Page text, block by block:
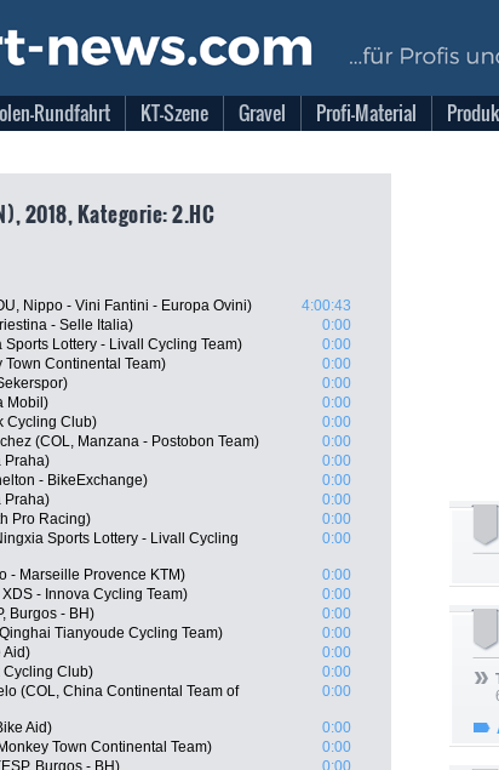
Rundfahrt KT-Szene Gravel Profi-Material
2018, Kategorie: 2.HC
Nippo - Vini Fantini - Europa Ovini)
4:00:43
- Selle Italia)
0:00
Lottery - Livall Cycling Team)
0:00
Continental Team)
0:00
0:00
Mobil)
0:00
Cycling Club)
0:00
(COL, Manzana - Postobon Team)
0:00
Praha)
0:00
- BikeExchange)
0:00
Praha)
0:00
Pro Racing)
0:00
Sports Lottery - Livall Cycling
0:00
- Marseille Provence KTM)
0:00
- Innova Cycling Team)
0:00
Burgos - BH)
0:00
Tianyoude Cycling Team)
0:00
Aid)
0:00
Cycling Club)
0:00
(COL, China Continental Team of
0:00
Aid)
0:00
Town Continental Team)
0:00
Burgos - BH)
0:00